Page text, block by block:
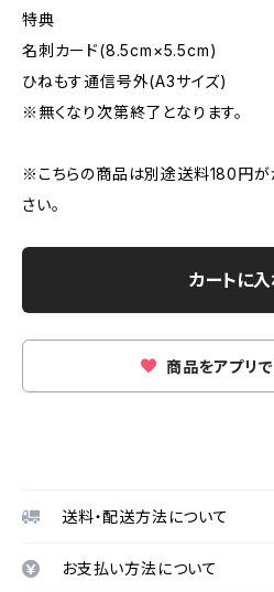
特典
名刺カード(8.5cm×5.5cm)
ひねもす通信号外(A3サイズ)
※無くなり次第終了となります。
※こちらの商品は別途送料180円が
さい。
カートに
商品をアプリ
送料・配送方法について
お支払い方法について